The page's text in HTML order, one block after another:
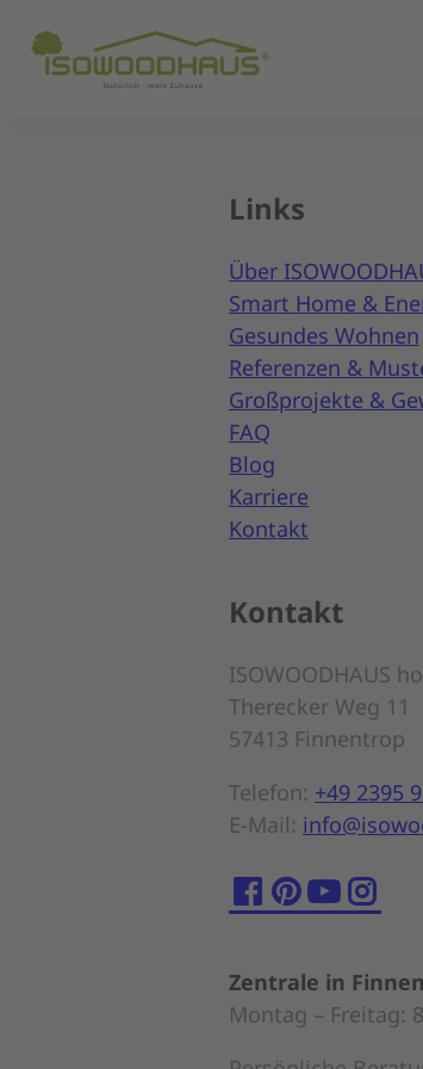
Links
Über
Smart Home &
Gesundes Wohnen
Referenzen &
Großprojekte &
FAQ
Blog
Karriere
Kontakt
Kontakt
ISOWOODHAUS
Therecker Weg 11
57413 Finnentrop
Telefon: +49 2395
E-Mail:
Zentrale in
Montag – Freitag: